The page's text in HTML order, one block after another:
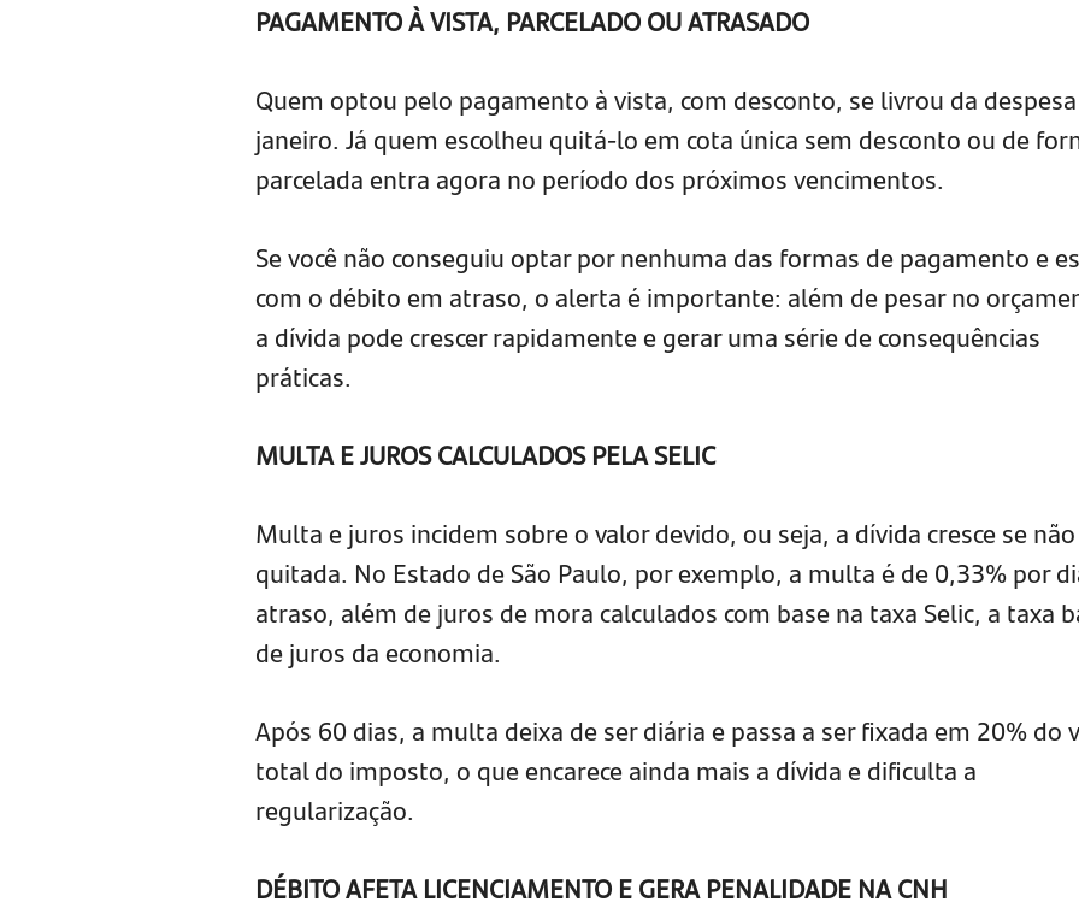
PAGAMENTO À VISTA, PARCELADO OU ATRASADO
Quem optou pelo pagamento à vista, com desconto, se livrou da
janeiro. Já quem escolheu quitá-lo em cota única sem desconto ou de
parcelada entra agora no período dos próximos vencimentos.
Se você não conseguiu optar por nenhuma das formas de pagamento e
com o débito em atraso, o alerta é importante: além de pesar no
a dívida pode crescer rapidamente e gerar uma série de consequências
práticas.
MULTA E JUROS CALCULADOS PELA SELIC
Multa e juros incidem sobre o valor devido, ou seja, a dívida cresce se
quitada. No Estado de São Paulo, por exemplo, a multa é de 0,33% por
atraso, além de juros de mora calculados com base na taxa Selic, a taxa
de juros da economia.
Após 60 dias, a multa deixa de ser diária e passa a ser fixada em 20% do
total do imposto, o que encarece ainda mais a dívida e dificulta a
regularização.
DÉBITO AFETA LICENCIAMENTO E GERA PENALIDADE NA CNH